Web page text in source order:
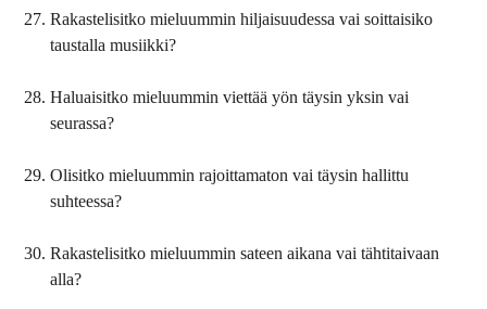
Rakastelisitko mieluummin hiljaisuudessa vai soittaisiko
taustalla musiikki?
Haluaisitko mieluummin viettää yön täysin yksin vai
seurassa?
Olisitko mieluummin rajoittamaton vai täysin hallittu
suhteessa?
Rakastelisitko mieluummin sateen aikana vai tähtitaivaan
alla?